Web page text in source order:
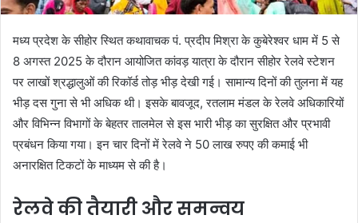
मध्य प्रदेश के सीहोर स्थित कथावाचक पं. प्रदीप मिश्रा के कुबेरेश्वर धाम में 5 से
8 अगस्त 2025 के दौरान आयोजित कांवड़ यात्रा के दौरान सीहोर रेलवे स्टेशन
पर लाखों श्रद्धालुओं की रिकॉर्ड तोड़ भीड़ देखी गई। सामान्य दिनों की तुलना में यह
भीड़ दस गुना से भी अधिक थी। इसके बावजूद, रतलाम मंडल के रेलवे अधिकारियों
और विभिन्न विभागों के बेहतर तालमेल से इस भारी भीड़ का सुरक्षित और प्रभावी
प्रबंधन किया गया। इन चार दिनों में रेलवे ने 50 लाख रुपए की कमाई भी
अनारक्षित टिकटों के माध्यम से की है।
रेलवे की तैयारी और समन्वय